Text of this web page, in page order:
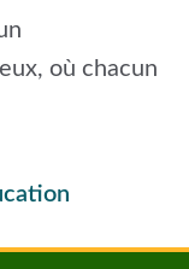
où chacun